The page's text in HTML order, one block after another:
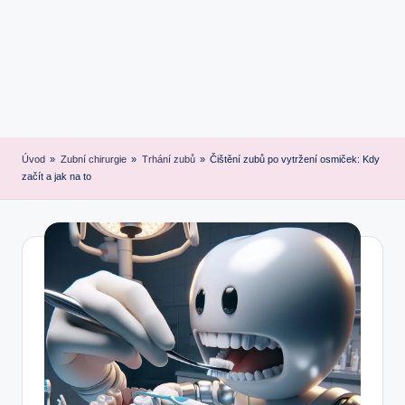
Úvod » Zubní chirurgie » Trhání zubů » Čištění zubů po vytržení osmiček: Kdy
začít a jak na to